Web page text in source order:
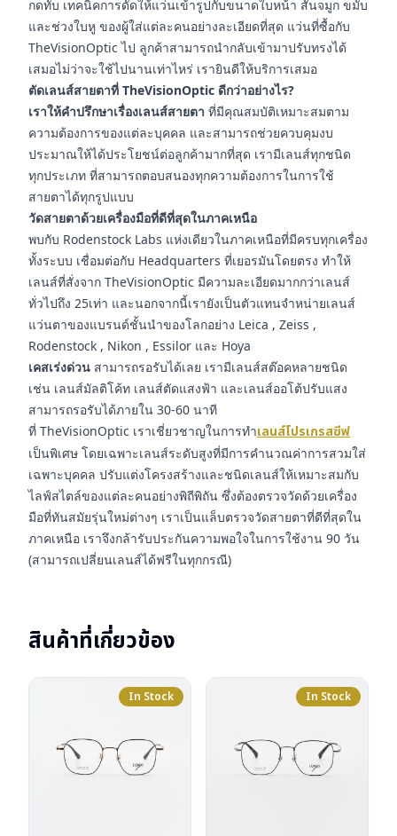
กดทับ เทคนิคการดัดให้แว่นเข้ารูปกับขนาดใบหน้า สันจมูก ขมับ
และช่วงใบหู ของผู้ใส่แต่ละคนอย่างละเอียดที่สุด แว่นที่ซื้อกับ
TheVisionOptic ไป ลูกค้าสามารถนำกลับเข้ามาปรับทรงได้
เสมอไม่ว่าจะใช้ไปนานเท่าไหร่ เรายินดีให้บริการเสมอ
ตัดเลนส์สายตาที่ TheVisionOptic ดีกว่าอย่างไร?
เราให้คำปรึกษาเรื่องเลนส์สายตา ที่มีคุณสมบัติเหมาะสมตาม
ความต้องการของแต่ละบุคคล และสามารถช่วยควบคุมงบ
ประมาณให้ได้ประโยชน์ต่อลูกค้ามากที่สุด เรามีเลนส์ทุกชนิด
ทุกประเภท ที่สามารถตอบสนองทุกความต้องการในการใช้
สายตาได้ทุกรูปแบบ
วัดสายตาด้วยเครื่องมือที่ดีที่สุดในภาคเหนือ
พบกับ Rodenstock Labs แห่งเดียวในภาคเหนือที่มีครบทุกเครื่อง
ทั้งระบบ เชื่อมต่อกับ Headquarters ที่เยอรมันโดยตรง ทำให้
เลนส์ที่สั่งจาก TheVisionOptic มีความละเอียดมากกว่าเลนส์
ทั่วไปถึง 25เท่า และนอกจากนี้เรายังเป็นตัวแทนจำหน่ายเลนส์
แว่นตาของแบรนด์ชั้นนำของโลกอย่าง Leica , Zeiss ,
Rodenstock , Nikon , Essilor และ Hoya
เคสเร่งด่วน สามารถรอรับได้เลย เรามีเลนส์สต๊อคหลายชนิด
เช่น เลนส์มัลติโค้ท เลนส์ตัดแสงฟ้า และเลนส์ออโต้ปรับแสง
สามารถรอรับได้ภายใน 30-60 นาที
ที่ TheVisionOptic เราเชี่ยวชาญในการทำเลนส์โปรเกรสซีฟ
เป็นพิเศษ โดยเฉพาะเลนส์ระดับสูงที่มีการคำนวณค่าการสวมใส่
เฉพาะบุคคล ปรับแต่งโครงสร้างและชนิดเลนส์ให้เหมาะสมกับ
ไลฟ์สไตล์ของแต่ละคนอย่างพิถีพิถัน ซึ่งต้องตรวจวัดด้วยเครื่อง
มือที่ทันสมัยรุ่นใหม่ต่างๆ เราเป็นแล็บตรวจวัดสายตาที่ดีที่สุดใน
ภาคเหนือ เราจึงกล้ารับประกันความพอใจในการใช้งาน 90 วัน
(สามารถเปลี่ยนเลนส์ได้ฟรีในทุกกรณี)
สินค้าที่เกี่ยวข้อง
In Stock In Stock